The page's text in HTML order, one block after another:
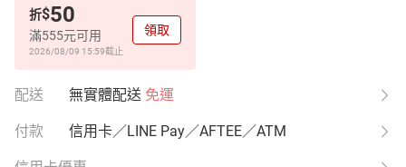
折$50
滿555元可用
2026/08/09 15:59截止
領取
配送 無實體配送 免運
付款 信用卡／LINE Pay／AFTEE／ATM